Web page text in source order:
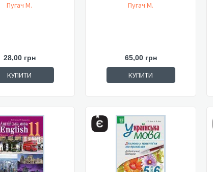
Пугач М.
28,00 грн
КУПИТИ
Пугач М.
65,00 грн
КУПИТИ